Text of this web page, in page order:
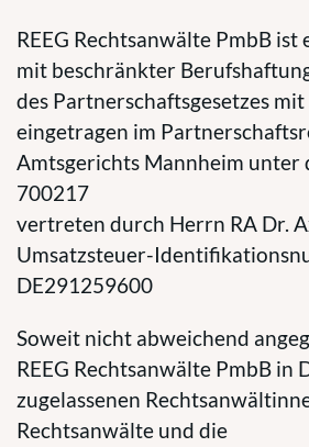
REEG Rechtsanwälte PmbB
mit beschränkter
des Partnerschaftsgesetzes
eingetragen im
Amtsgerichts Mannheim unter
700217
vertreten durch Herrn RA Dr.
Umsatzsteuer-
DE291259600
Soweit nicht abweichend
REEG Rechtsanwälte PmbB in
zugelassenen
Rechtsanwälte und die